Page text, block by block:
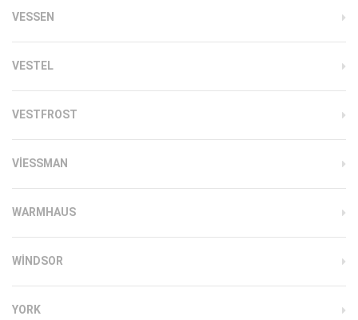
VESSEN
VESTEL
VESTFROST
VIESSMAN
WARMHAUS
WINDSOR
YORK